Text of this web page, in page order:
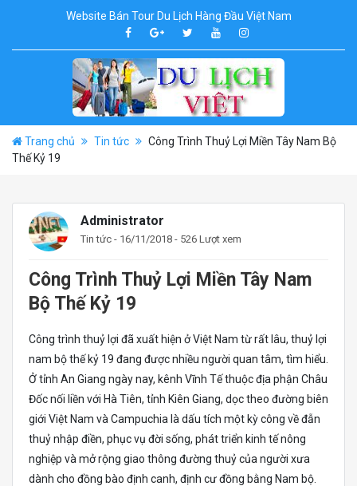
Website Bán Tour Du Lịch Hàng Đầu Việt Nam
Trang chủ Tin tức
Công Trình Thuỷ Lợi Miền Tây Nam Bộ
Thế Kỷ 19
Administrator
Tin tức - 16/11/2018 - 526 Lượt xem
Công Trình Thuỷ Lợi Miền Tây Nam
Bộ Thế Kỷ 19
Công trình thuỷ lợi đã xuất hiện ở Việt Nam từ rất lâu, thuỷ lợi
nam bộ thế kỷ 19 đang được nhiều người quan tâm, tìm hiểu.
Ở tỉnh An Giang ngày nay, kênh Vĩnh Tế thuộc địa phận Châu
Đốc nối liền với Hà Tiên, tỉnh Kiên Giang, dọc theo đường biên
giới Việt Nam và Campuchia là dấu tích một kỳ công về đẫn
thuỷ nhập điền, phục vụ đời sống, phát triển kinh tế nông
nghiệp và mở rộng giao thông đường thuỷ của người xưa
dành cho đồng bào định canh, định cư đồng bằng Nam bộ.